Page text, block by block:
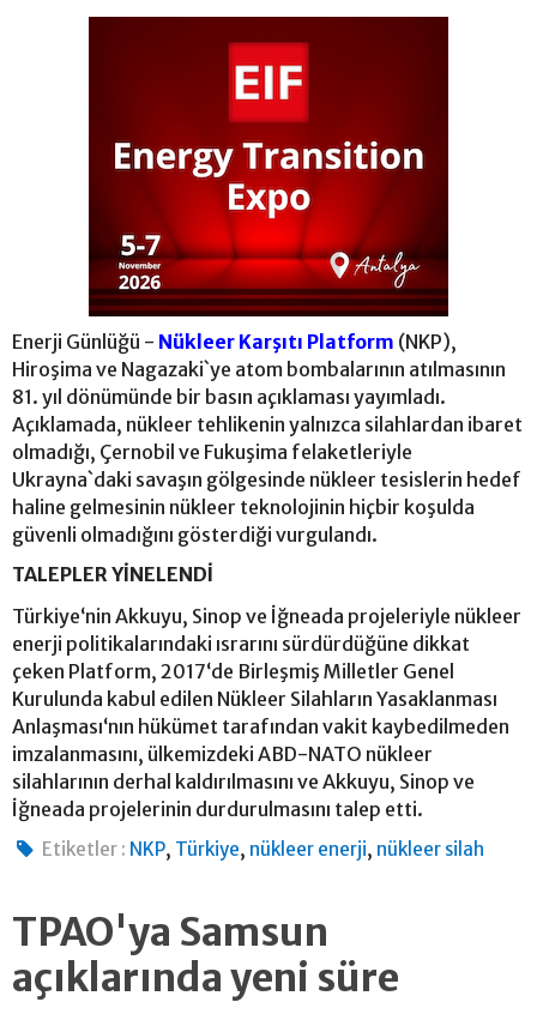
Enerji Günlüğü - Nükleer Karşıtı Platform (NKP),
Hiroşima ve Nagazaki`ye atom bombalarının atılmasının
81. yıl dönümünde bir basın açıklaması yayımladı.
Açıklamada, nükleer tehlikenin yalnızca silahlardan ibaret
olmadığı, Çernobil ve Fukuşima felaketleriyle
Ukrayna`daki savaşın gölgesinde nükleer tesislerin hedef
haline gelmesinin nükleer teknolojinin hiçbir koşulda
güvenli olmadığını gösterdiği vurgulandı.
TALEPLER YİNELENDİ
Türkiye‘nin Akkuyu, Sinop ve İğneada projeleriyle nükleer
enerji politikalarındaki ısrarını sürdürdüğüne dikkat
çeken Platform, 2017‘de Birleşmiş Milletler Genel
Kurulunda kabul edilen Nükleer Silahların Yasaklanması
Anlaşması‘nın hükümet tarafından vakit kaybedilmeden
imzalanmasını, ülkemizdeki ABD-NATO nükleer
silahlarının derhal kaldırılmasını ve Akkuyu, Sinop ve
İğneada projelerinin durdurulmasını talep etti.
Etiketler : NKP, Türkiye, nükleer enerji, nükleer silah
TPAO'ya Samsun
açıklarında yeni süre